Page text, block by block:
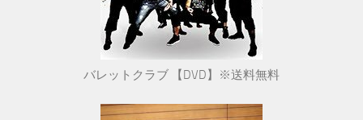
バレットクラブ 【DVD】※送料無料